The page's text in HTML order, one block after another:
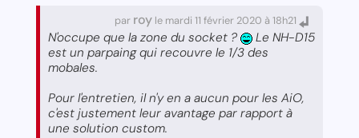
par roy le mardi 11 février 2020 à 18h21
N'occupe que la zone du socket ?
Le NH-D15
est un parpaing qui recouvre le 1/3 des
mobales.
Pour l'entretien, il n'y en a aucun pour les AiO,
c'est justement leur avantage par rapport à
une solution custom.